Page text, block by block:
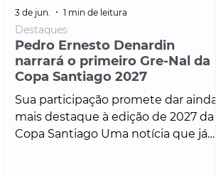
Pedro Ernesto Denardin
narrará o primeiro Gre-Nal da
Copa Santiago 2027
Sua participação promete dar ainda
mais destaque à edição de 2027 da
Copa Santiago Uma notícia que já
Destaques
3 de jun. 1 min de leitura